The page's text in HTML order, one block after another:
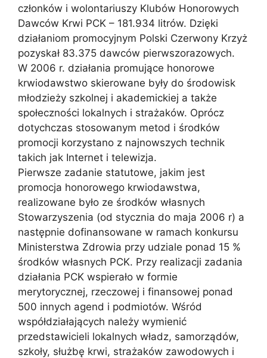
członków i wolontariuszy Klubów Honorowych
Dawców Krwi PCK – 181.934 litrów. Dzięki
działaniom promocyjnym Polski Czerwony Krzyż
pozyskał 83.375 dawców pierwszorazowych.
W 2006 r. działania promujące honorowe
krwiodawstwo skierowane były do środowisk
młodzieży szkolnej i akademickiej a także
społeczności lokalnych i strażaków. Oprócz
dotychczas stosowanym metod i środków
promocji korzystano z najnowszych technik
takich jak Internet i telewizja.
Pierwsze zadanie statutowe, jakim jest
promocja honorowego krwiodawstwa,
realizowane było ze środków własnych
Stowarzyszenia (od stycznia do maja 2006 r) a
następnie dofinansowane w ramach konkursu
Ministerstwa Zdrowia przy udziale ponad 15 %
środków własnych PCK. Przy realizacji zadania
działania PCK wspierało w formie
merytorycznej, rzeczowej i finansowej ponad
500 innych agend i podmiotów. Wśród
współdziałających należy wymienić
przedstawicieli lokalnych władz, samorządów,
szkoły, służbę krwi, strażaków zawodowych i